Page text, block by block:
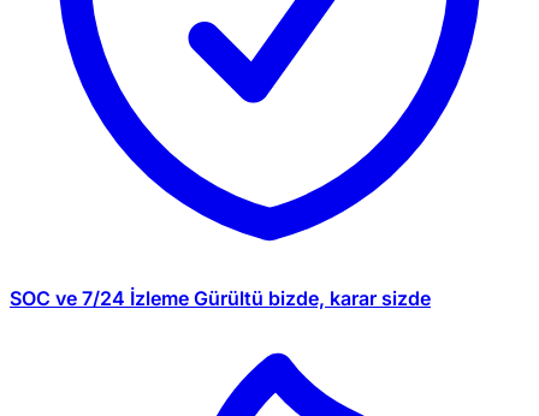
SOC ve 7/24 İzleme Gürültü bizde, karar sizde